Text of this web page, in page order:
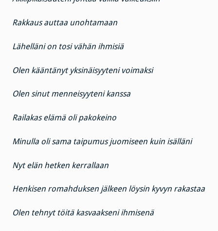
Rakkaus auttaa unohtamaan
Lähelläni on tosi vähän ihmisiä
Olen kääntänyt yksinäisyyteni voimaksi
Olen sinut menneisyyteni kanssa
Railakas elämä oli pakokeino
Minulla oli sama taipumus juomiseen kuin isälläni
Nyt elän hetken kerrallaan
Henkisen romahduksen jälkeen löysin kyvyn rakastaa
Olen tehnyt töitä kasvaakseni ihmisenä